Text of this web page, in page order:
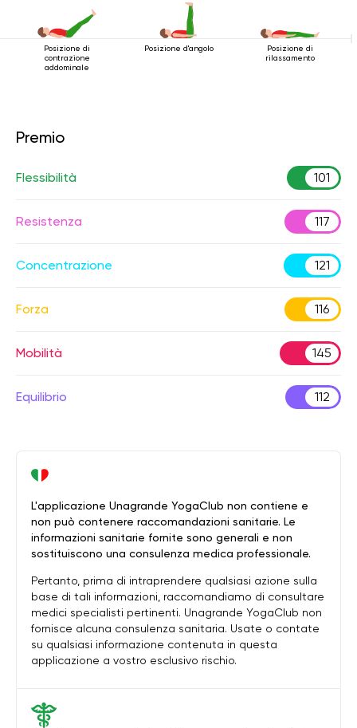
Posizione di
contrazione
addominale
Posizione d'angolo
Posizione di
rilassamento
Premio
Flessibilità 101
Resistenza 117
Concentrazione 121
Forza 116
Mobilità 145
Equilibrio 112
L'applicazione Unagrande YogaClub non contiene e
non può contenere raccomandazioni sanitarie. Le
informazioni sanitarie fornite sono generali e non
sostituiscono una consulenza medica professionale.
Pertanto, prima di intraprendere qualsiasi azione sulla
base di tali informazioni, raccomandiamo di consultare
medici specialisti pertinenti. Unagrande YogaClub non
fornisce alcuna consulenza sanitaria. Usate o contate
su qualsiasi informazione contenuta in questa
applicazione a vostro esclusivo rischio.